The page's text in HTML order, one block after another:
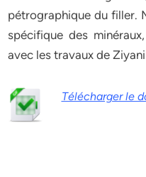
pétrographique du filler.
spécifique des
avec les travaux de
Télécharger le